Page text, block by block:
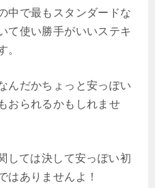
中で最もスタンダードな
て使い勝手がいいステキ
。
んだかちょっと安っぽい
おられるかもしれませ
しては決して安っぽい初
はありませんよ！